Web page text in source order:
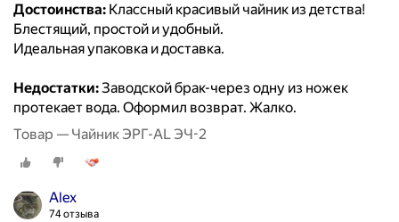
Достоинства: Классный красивый чайник из детства!
Блестящий, простой и удобный.
Идеальная упаковка и доставка.
Недостатки:Заводской брак-через одну из ножек
протекает вода. Оформил возврат. Жалко.
Товар — Чайник ЭРГ-AL ЭЧ-2
Alex
74 отзыва